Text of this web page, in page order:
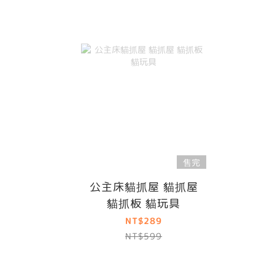
售完
公主床貓抓屋 貓抓屋
貓抓板 貓玩具
NT$289
NT$599